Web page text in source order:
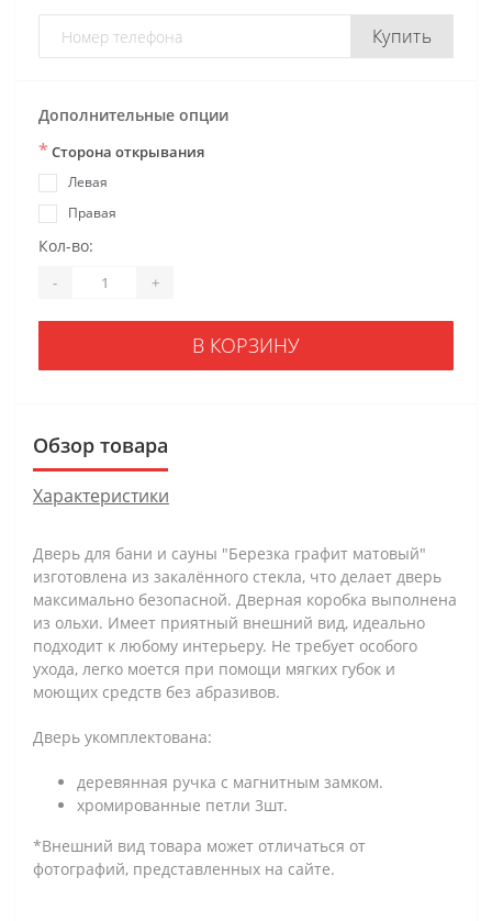
Купить
Дополнительные опции
* Сторона открывания
Левая
Правая
Кол-во:
- +
В КОРЗИНУ
Обзор товара
Характеристики
Дверь для бани и сауны "Березка графит матовый"
изготовлена из закалённого стекла, что делает дверь
максимально безопасной. Дверная коробка выполнена
из ольхи. Имеет приятный внешний вид, идеально
подходит к любому интерьеру. Не требует особого
ухода, легко моется при помощи мягких губок и
моющих средств без абразивов.
Дверь укомплектована:
деревянная ручка с магнитным замком.
хромированные петли 3шт.
*Внешний вид товара может отличаться от
фотографий, представленных на сайте.